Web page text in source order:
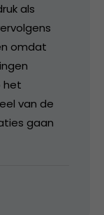
als
omdat
het
van de
gaan